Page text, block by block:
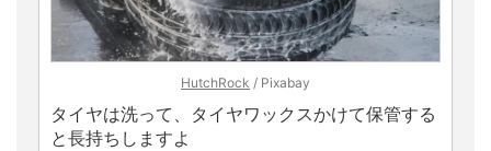
HutchRock / Pixabay
タイヤは洗って、タイヤワックスかけて保管する
と長持ちしますよ